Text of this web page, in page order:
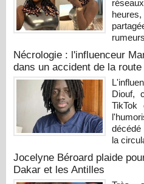
Nécrologie : l'influenceur
dans un accident de la route
Diouf,
TikTok
la
Jocelyne Béroard plaide
Dakar et les Antilles